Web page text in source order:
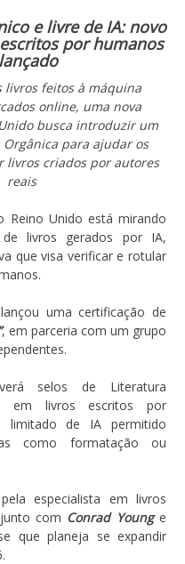
e livre de IA: novo
por humanos
livros feitos à máquina
online, uma nova
busca introduzir um
para ajudar os
livros criados por autores
reais
Reino Unido está mirando
livros gerados por IA,
que visa verificar e rotular
uma certificação de
, em parceria com um grupo
selos de Literatura
em livros escritos por
limitado de IA permitido
como formatação ou
especialista em livros
com Conrad Younge
que planeja se expandir